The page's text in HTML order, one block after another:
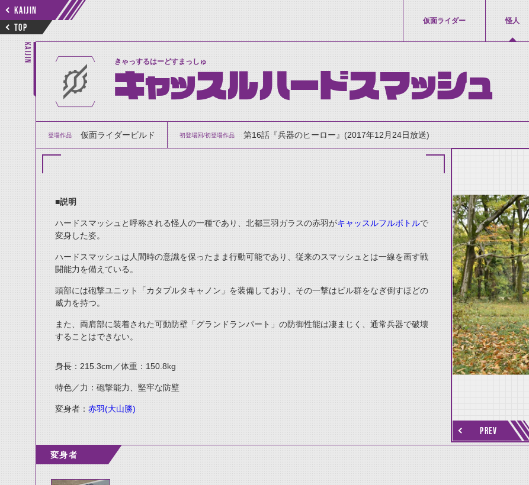
KAIJIN
TOP
仮面ライダー 怪人
KAIJIN きゃっするはーどすまっしゅ
キャッスルハードスマッシュ
登場作品 仮面ライダービルド 初登場回/初登場作品 第16話『兵器のヒーロー』(2017年12月24日放送)
■説明
ハードスマッシュと呼称される怪人の一種であり、北都三羽ガラスの赤羽がキャッスルフルボトルで
変身した姿。
ハードスマッシュは人間時の意識を保ったまま行動可能であり、従来のスマッシュとは一線を画す戦
闘能力を備えている。
頭部には砲撃ユニット「カタプルタキャノン」を装備しており、その一撃はビル群をなぎ倒すほどの
威力を持つ。
また、両肩部に装着された可動防壁「グランドランパート」の防御性能は凄まじく、通常兵器で破壊
することはできない。
身長：215.3cm／体重：150.8kg
特色／力：砲撃能力、堅牢な防壁
変身者： 赤羽(大山勝)
PREV
thumbnail Prev
thumbnail Next
変身者